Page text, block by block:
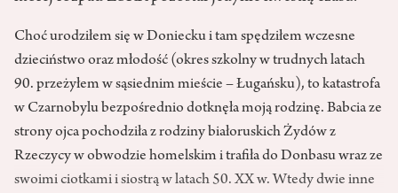
Choć urodziłem się w Doniecku i tam spędziłem wczesne
dzieciństwo oraz młodość (okres szkolny w trudnych latach
90. przeżyłem w sąsiednim mieście – Ługańsku), to katastrofa
w Czarnobylu bezpośrednio dotknęła moją rodzinę. Babcia ze
strony ojca pochodziła z rodziny białoruskich Żydów z
Rzeczycy w obwodzie homelskim i trafiła do Donbasu wraz ze
swoimi ciotkami i siostrą w latach 50. XX w. Wtedy dwie inne